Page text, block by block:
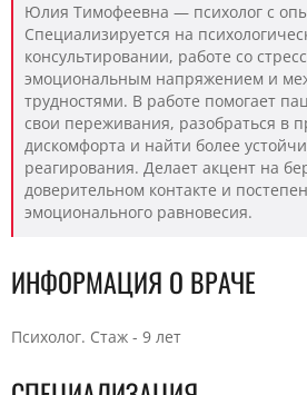
Юлия Тимофеевна — психолог с
Специализируется на
консультировании, работе со
эмоциональным напряжением и
трудностями. В работе помогает
свои переживания, разобраться в
дискомфорта и найти более
реагирования. Делает акцент на
доверительном контакте и
эмоционального равновесия.
ИНФОРМАЦИЯ О ВРАЧЕ
Психолог. Стаж - 9 лет